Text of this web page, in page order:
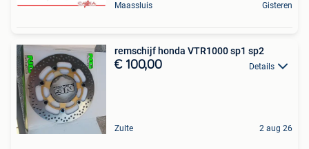
Maassluis Gisteren
remschijf honda VTR1000 sp1 sp2
€ 100,00 Details
Zulte 2 aug 26